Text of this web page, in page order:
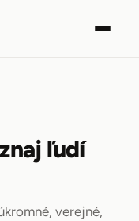
ľudí
verejné,